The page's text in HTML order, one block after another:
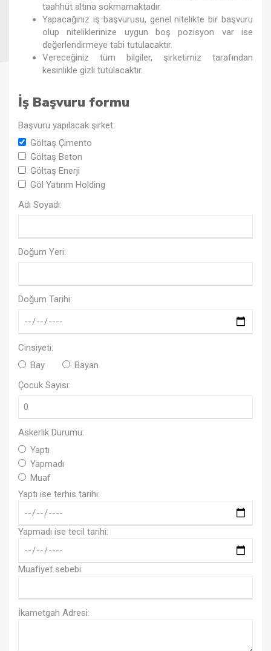
taahhüt altına sokmamaktadır.
Yapacağınız iş başvurusu, genel nitelikte bir başvuru
olup niteliklerinize uygun boş pozisyon var ise
değerlendirmeye tabi tutulacaktır.
Vereceğiniz tüm bilgiler, şirketimiz tarafından
kesinlikle gizli tutulacaktır.
İş Başvuru formu
Başvuru yapılacak şirket:
Göltaş Çimento
Göltaş Beton
Göltaş Enerji
Göl Yatırım Holding
Adı Soyadı:
Doğum Yeri:
Doğum Tarihi:
Cinsiyeti:
Bay
Bayan
Çocuk Sayısı:
Askerlik Durumu:
Yaptı
Yapmadı
Muaf
Yaptı ise terhis tarihi:
Yapmadı ise tecil tarihi:
Muafiyet sebebi:
İkametgah Adresi: